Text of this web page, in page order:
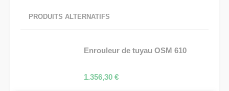
PRODUITS ALTERNATIFS
Enrouleur de tuyau OSM 610
1.356,30 €